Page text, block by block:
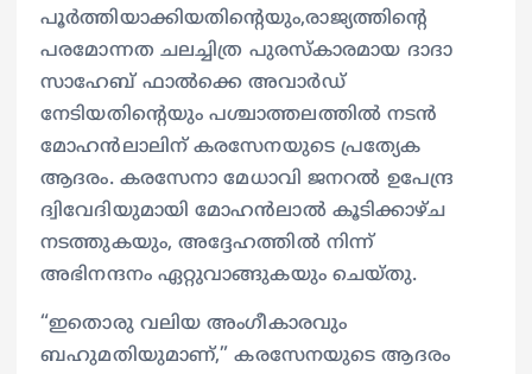
പൂർത്തിയാക്കിയതിന്റെയും,രാജ്യത്തിന്റെ
പരമോന്നത ചലച്ചിത്ര പുരസ്കാരമായ ദാദാ
സാഹേബ് ഫാൽക്കെ അവാർഡ്
നേടിയതിന്റെയും പശ്ചാത്തലത്തിൽ നടൻ
മോഹൻലാലിന് കരസേനയുടെ പ്രത്യേക
ആദരം. കരസേനാ മേധാവി ജനറൽ ഉപേന്ദ്ര
ദ്വിവേദിയുമായി മോഹൻലാൽ കൂടിക്കാഴ്ച
നടത്തുകയും, അദ്ദേഹത്തിൽ നിന്ന്
അഭിനന്ദനം ഏറ്റുവാങ്ങുകയും ചെയ്തു.
“ഇതൊരു വലിയ അംഗീകാരവും
ബഹുമതിയുമാണ്,” കരസേനയുടെ ആദരം